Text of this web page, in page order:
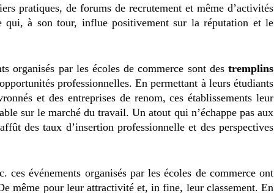
pratiques, de forums de recrutement et même d’activités
qui, à son tour, influe positivement sur la réputation et le
organisés par les écoles de commerce sont des tremplins
professionnelles. En permettant à leurs étudiants
et des entreprises de renom, ces établissements leur
sur le marché du travail. Un atout qui n’échappe pas aux
des taux d’insertion professionnelle et des perspectives
ces événements organisés par les écoles de commerce ont
même pour leur attractivité et, in fine, leur classement. En